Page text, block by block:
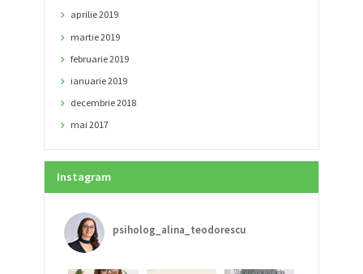
aprilie2019
martie2019
februarie2019
ianuarie2019
decembrie2018
mai 2017
Instagram
psiholog_alina_teodorescu